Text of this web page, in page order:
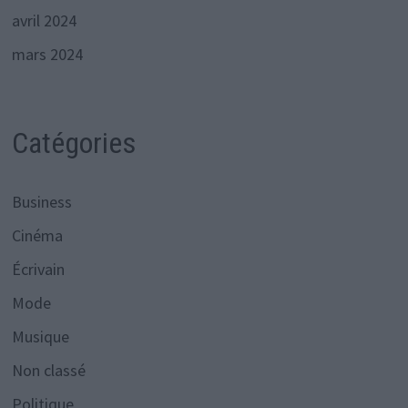
avril 2024
mars 2024
Catégories
Business
Cinéma
Écrivain
Mode
Musique
Non classé